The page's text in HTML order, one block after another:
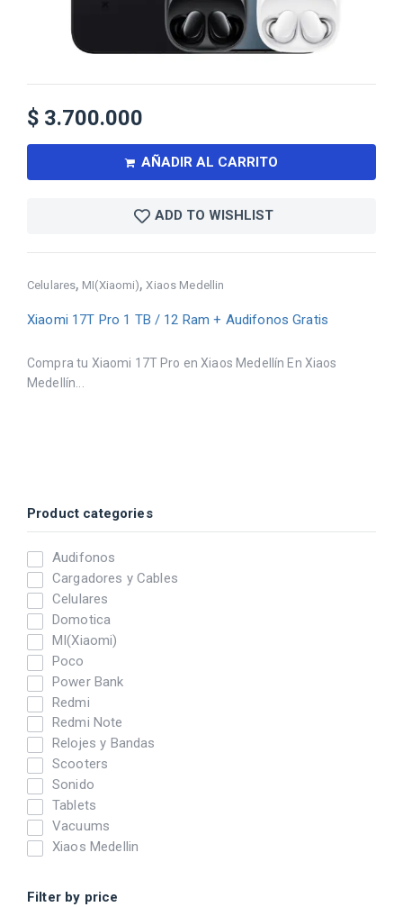
Product categories
Audifonos
Cargadores y Cables
Celulares
Domotica
MI(Xiaomi)
Poco
Power Bank
Redmi
Redmi Note
Relojes y Bandas
Scooters
Sonido
Tablets
Vacuums
Xiaos Medellin
Filter by price
Celulares, MI(Xiaomi),Xiaos Medellin
Xiaomi 17T Pro 1 TB / 12 Ram + Audifonos Gratis
Compra tu Xiaomi 17T Pro en Xiaos Medellín En Xiaos
Medellín...
$ 3.700.000
AÑADIR AL CARRITO
ADD TO WISHLIST